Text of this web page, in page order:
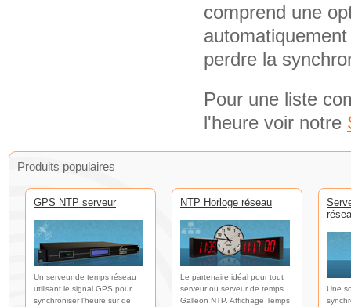
comprend une
perdre la
Pour une liste
l'heure voir notre
Produits populaires
GPS NTP serveur
Un serveur de temps réseau
utilisant le signal GPS pour
synchroniser l'heure sur de
NTP Horloge réseau
Le partenaire idéal pour tout
serveur ou serveur de temps
Galleon NTP. Affichage Temps
Une